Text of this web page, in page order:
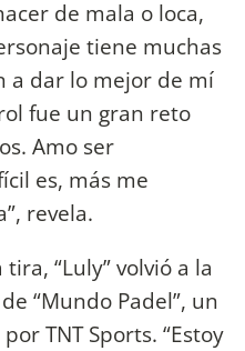
de mala o loca,
tiene muchas
a dar lo mejor de mí
fue un gran reto
Amo ser
es, más me
revela.
“Luly” volvió a la
“Mundo Padel”, un
TNT Sports. “Estoy